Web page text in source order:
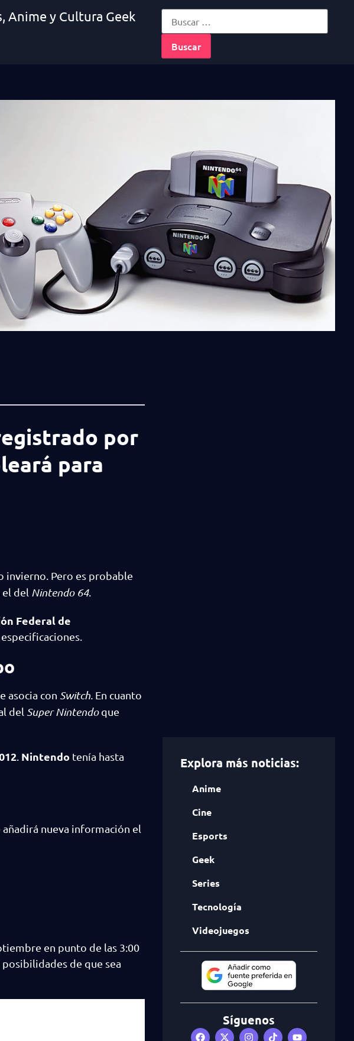
Anime y Cultura Geek
por
para
invierno. Pero es probable
del Nintendo 64.
Federal de
especificaciones.
asocia con Switch. En cuanto
del Super Nintendoque
Nintendo tenía hasta
nueva información el
en punto de las 3:00
posibilidades de que sea
Explora más noticias:
Anime
Cine
Esports
Geek
Series
Tecnología
Videojuegos
Síguenos